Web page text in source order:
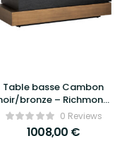
Table basse Cambon
bronze – Richmond
Interiors0 Reviews
1008,00 €